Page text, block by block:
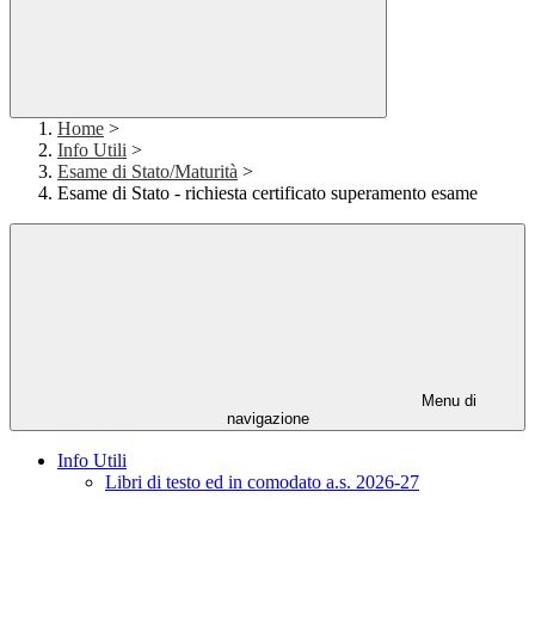
Home >
Info Utili >
Esame di Stato/Maturità >
Esame di Stato - richiesta certificato superamento esame
Menu di
navigazione
Info Utili
Libri di testo ed in comodato a.s. 2026-27